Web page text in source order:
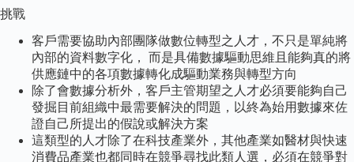
挑戰
客戶需要協助內部團隊做數位轉型之人才，不只是單純將
內部的資料數字化， 而是具備數據驅動思維且能夠真的將
供應鏈中的各項數據轉化成驅動業務與轉型方向
除了會數據分析外，客戶主管期望之人才必須要能夠自己
發掘目前組織中最需要解決的問題，以終為始用數據來佐
證自己所提出的假說或解決方案
這類型的人才除了在科技產業外，其他產業如醫材與快速
消費品產業也都同時在競爭尋找此類人選，必須在競爭對